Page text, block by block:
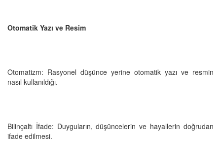
Otomatik Yazı ve Resim
Otomatizm: Rasyonel düşünce yerine otomatik yazı ve resmin
nasıl kullanıldığı.
Bilinçaltı İfade: Duyguların, düşüncelerin ve hayallerin doğrudan
ifade edilmesi.